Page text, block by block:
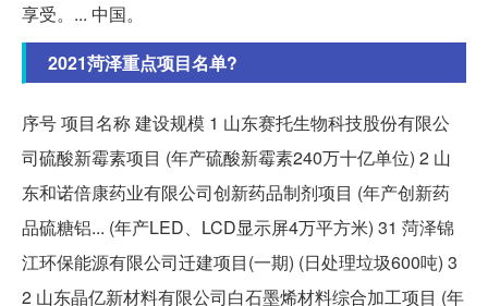
享受。... 中国。
2021菏泽重点项目名单?
序号 项目名称 建设规模 1 山东赛托生物科技股份有限公
司硫酸新霉素项目 (年产硫酸新霉素240万十亿单位) 2 山
东和诺倍康药业有限公司创新药品制剂项目 (年产创新药
品硫糖铝... (年产LED、LCD显示屏4万平方米) 31 菏泽锦
江环保能源有限公司迁建项目(一期) (日处理垃圾600吨) 3
2 山东晶亿新材料有限公司白石墨烯材料综合加工项目 (年